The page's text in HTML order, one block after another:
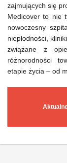
zajmujących się
Medicover to nie
nowoczesny
niepłodności,
związane z
różnorodności
etapie życia – od